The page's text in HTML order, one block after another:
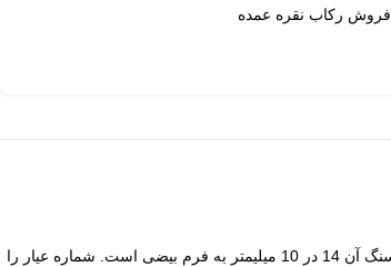
فروش رکاب نقره عمده
است. وزن رکاب 11.02 گرم و ابعاد سنگ آن 14 در 10 میلیمتر به فرم بیضی است. شماره عیار را